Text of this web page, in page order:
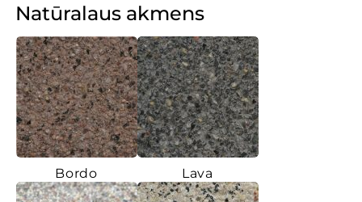
Natūralaus akmens
Bordo Lava